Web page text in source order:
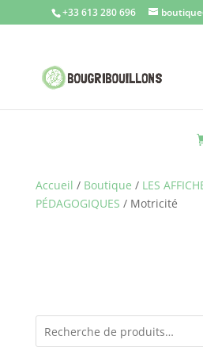
+33 613 280 696
Accueil / Boutique / LES
PÉDAGOGIQUES / Motricité